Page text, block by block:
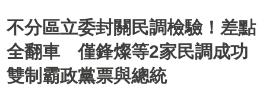
不分區立委封關民調檢驗！差點
全翻車 僅鋒燦等2家民調成功
雙制霸政黨票與總統